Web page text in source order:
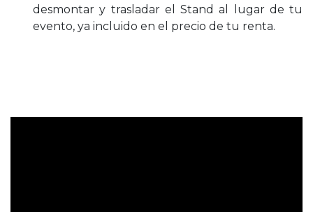
desmontar y trasladar el Stand al lugar de tu
evento, ya incluido en el precio de tu renta.